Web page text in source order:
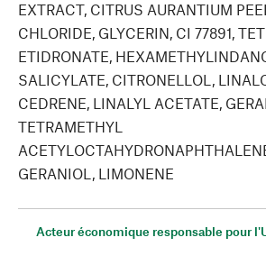
EXTRACT, CITRUS AURANTIUM
CHLORIDE, GLYCERIN, CI 77891,
ETIDRONATE,
SALICYLATE, CITRONELLOL,
CEDRENE, LINALYL ACETATE,
TETRAMETHYL
GERANIOL, LIMONENE
Acteur économique responsable pour